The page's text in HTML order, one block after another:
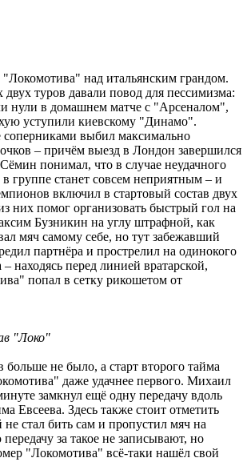
над итальянским грандом.
двух туров давали повод для пессимизма:
нули в домашнем матче с "Арсеналом",
уступили киевскому "Динамо".
выбил максимально
– причём выезд в Лондон завершился
понимал, что в случае неудачного
группе станет совсем неприятным – и
включил в стартовый состав двух
них помог организовать быстрый гол на
Бузникин на углу штрафной, как
мяч самому себе, но тут забежавший
партнёра и прострелил на одинокого
находясь перед линией вратарской,
попал в сетку рикошетом от
"Локо"
больше не было, а старт второго тайма
даже удачнее первого. Михаил
замкнул ещё одну передачу вдоль
Евсеева. Здесь также стоит отметить
стал бить сам и пропустил мяч на
за такое не записывают, но
"Локомотива" всё-таки нашёл свой